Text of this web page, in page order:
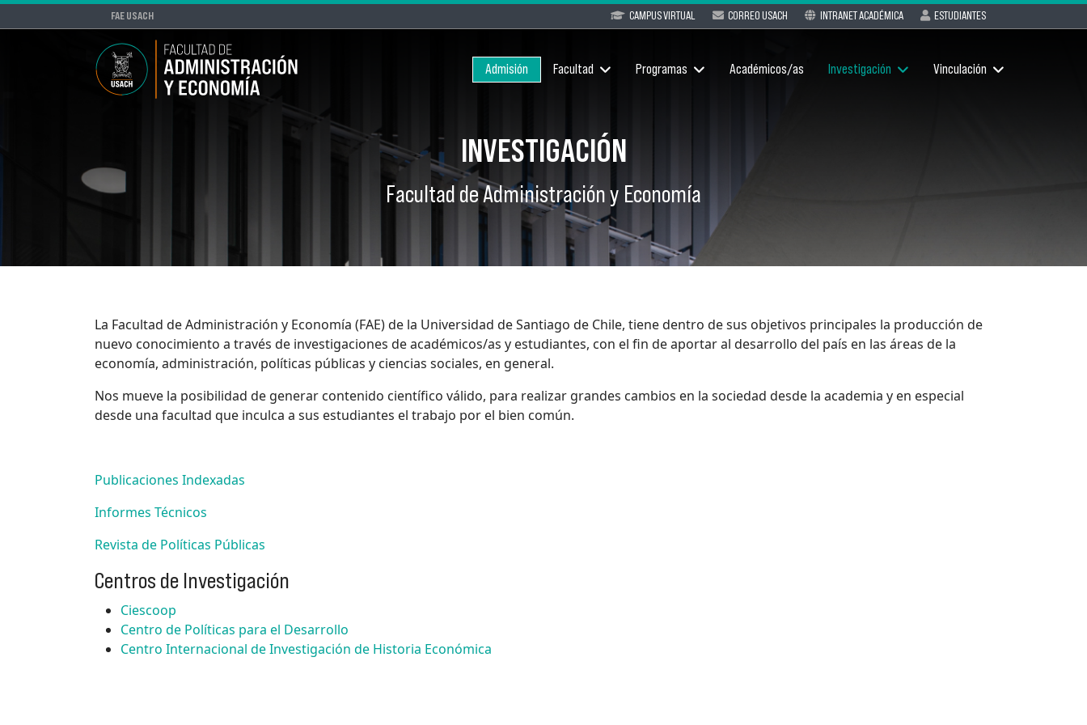
FAE USACH CAMPUS VIRTUAL CORREO USACH INTRANET ACADÉMICA ESTUDIANTES
Admisión Facultad Programas Académicos/as Investigación Vinculación
INVESTIGACIÓN
Facultad de Administración y Economía
La Facultad de Administración y Economía (FAE) de la Universidad de Santiago de Chile, tiene dentro de sus objetivos principales la producción de
nuevo conocimiento a través de investigaciones de académicos/as y estudiantes, con el fin de aportar al desarrollo del país en las áreas de la
economía, administración, políticas públicas y ciencias sociales, en general.
Nos mueve la posibilidad de generar contenido científico válido, para realizar grandes cambios en la sociedad desde la academia y en especial
desde una facultad que inculca a sus estudiantes el trabajo por el bien común.
Publicaciones Indexadas
Informes Técnicos
Revista de Políticas Públicas
Centros de Investigación
Ciescoop
Centro de Políticas para el Desarrollo
Centro Internacional de Investigación de Historia Económica